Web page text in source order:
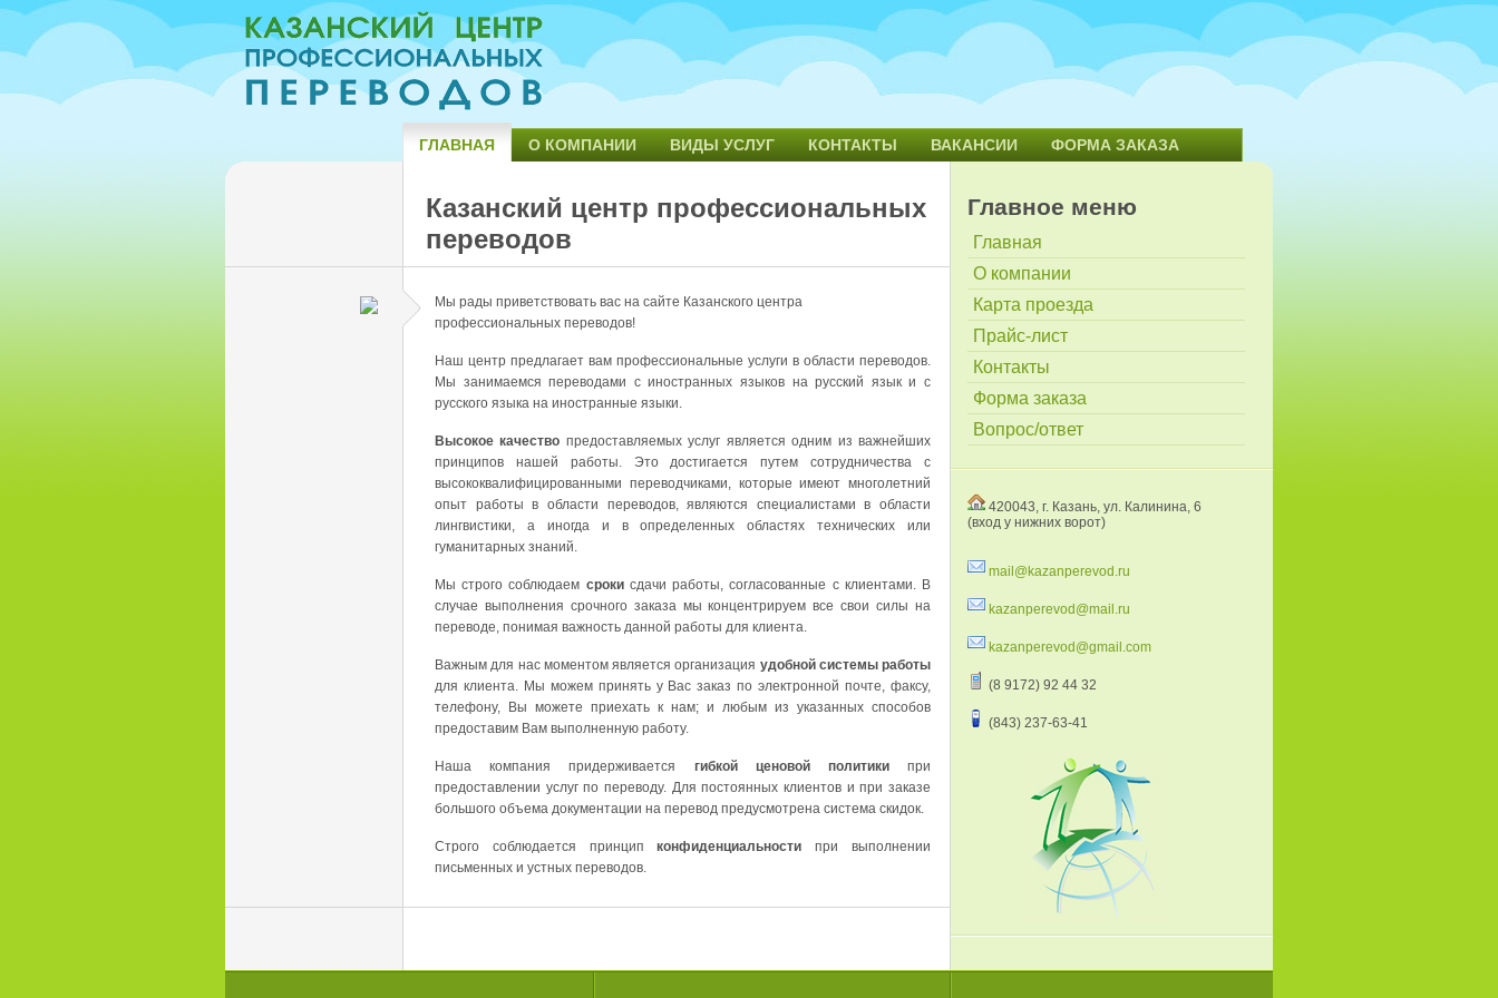
ГЛАВНАЯ О КОМПАНИИ ВИДЫ УСЛУГ КОНТАКТЫ ВАКАНСИИ ФОРМА ЗАКАЗА
Казанский центр профессиональных
переводов
Мы рады приветствовать вас на сайте Казанского центра
профессиональных переводов!
Наш центр предлагает вам профессиональные услуги в области переводов.
Мы занимаемся переводами с иностранных языков на русский язык и с
русского языка на иностранные языки.
Высокое качество предоставляемых услуг является одним из важнейших
принципов нашей работы. Это достигается путем сотрудничества с
высококвалифицированными переводчиками, которые имеют многолетний
опыт работы в области переводов, являются специалистами в области
лингвистики, а иногда и в определенных областях технических или
гуманитарных знаний.
Мы строго соблюдаем срокисдачи работы, согласованные с клиентами. В
случае выполнения срочного заказа мы концентрируем все свои силы на
переводе, понимая важность данной работы для клиента.
Важным для нас моментом является организация удобной системы работы
для клиента. Мы можем принять у Вас заказ по электронной почте, факсу,
телефону, Вы можете приехать к нам; и любым из указанных способов
предоставим Вам выполненную работу.
Наша компания придерживается гибкой ценовой политикипри
предоставлении услуг по переводу. Для постоянных клиентов и при заказе
большого объема документации на перевод предусмотрена система скидок.
Строго соблюдается принципконфиденциальности при выполнении
письменных и устных переводов.
Главное меню
Главная
О компании
Карта проезда
Прайс-лист
Контакты
Форма заказа
Вопрос/ответ
420043, г. Казань, ул. Калинина, 6
(вход у нижних ворот)
mail@kazanperevod.ru
kazanperevod@mail.ru
kazanperevod@gmail.com
(8 9172) 92 44 32
(843) 237-63-41